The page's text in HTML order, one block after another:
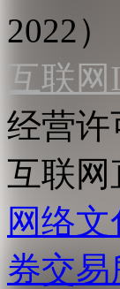
2022）
互联
经营许
互联网
网络
券交